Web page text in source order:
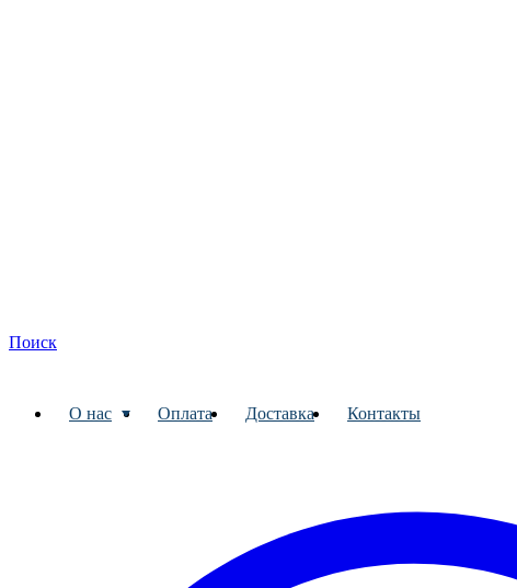
Поиск
О нас Оплата Доставка Контакты